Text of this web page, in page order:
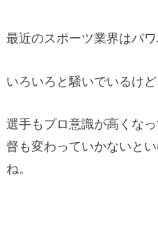
最近のスポーツ業界はパ
いろいろと騒いでいるけど
選手もプロ意識が高くな
督も変わっていかないと
ね。